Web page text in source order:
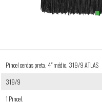
Pincel cerdas preta, 4" médio, 319/9 ATLAS
319/9
1 Pincel.